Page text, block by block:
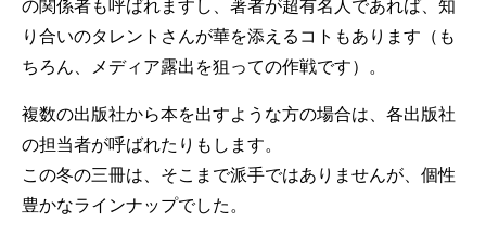
の関係者も呼ばれますし、著者が超有名人であれば、知
り合いのタレントさんが華を添えるコトもあります（も
ちろん、メディア露出を狙っての作戦です）。
複数の出版社から本を出すような方の場合は、各出版社
の担当者が呼ばれたりもします。
この冬の三冊は、そこまで派手ではありませんが、個性
豊かなラインナップでした。